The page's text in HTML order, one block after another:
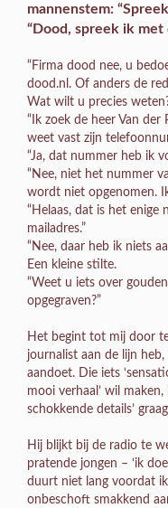
mannenstem:
“Dood, spreek ik met
“Firma dood nee, u
dood.nl. Of anders de
Wat wilt u precies
“Ik zoek de heer Van
weet vast zijn
“Ja, dat nummer heb ik
“Nee, niet het nummer
wordt niet opgenomen.
“Helaas, dat is het enige
mailadres.”
“Nee, daar heb ik niets
Een kleine stilte.
“Weet u iets over
opgegraven?”
Het begint tot mij door
journalist aan de lijn
aandoet. Die iets
mooi verhaal’ wil
schokkende details’
Hij blijkt bij de radio te
pratende jongen – ‘ik
duurt niet lang voordat
onbeschoft smakkend